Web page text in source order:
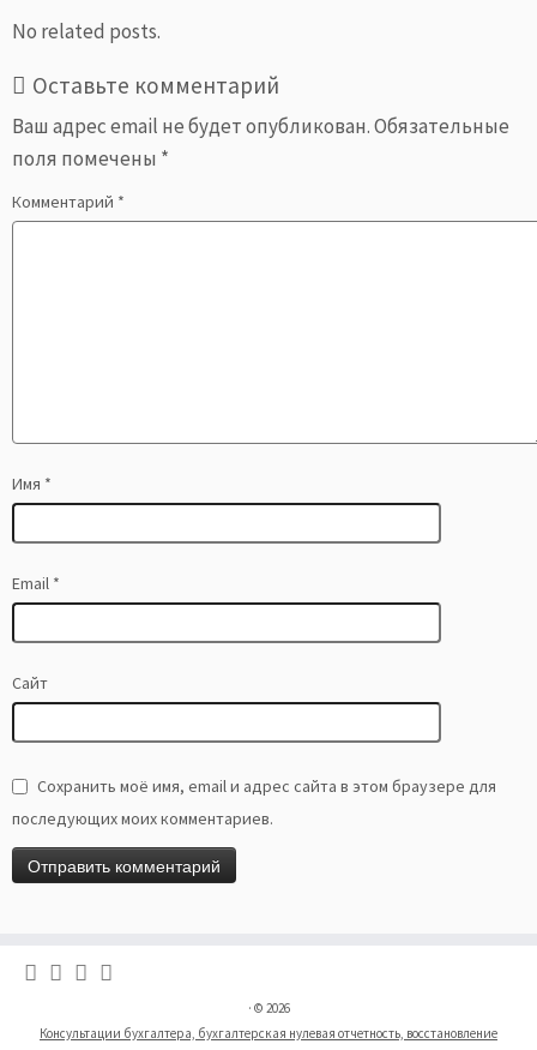
No related posts.
Оставьте комментарий
Ваш адрес email не будет опубликован.Обязательные
поля помечены *
Комментарий *
Имя *
Email *
Сайт
Сохранить моё имя, email и адрес сайта в этом браузере для
последующих моих комментариев.
· © 2026
Консультации бухгалтера, бухгалтерская нулевая отчетность, восстановление